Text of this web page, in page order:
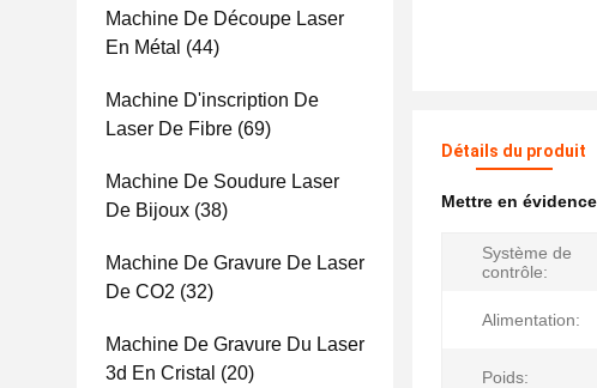
Machine De Découpe Laser
En Métal (44)
Machine D'inscription De
Laser De Fibre (69)
Machine De Soudure Laser
De Bijoux (38)
Machine De Gravure De Laser
De CO2 (32)
Machine De Gravure Du Laser
3d En Cristal (20)
Détails du produit
Mettre en
Système de
contrôle:
Alimentation:
Poids: